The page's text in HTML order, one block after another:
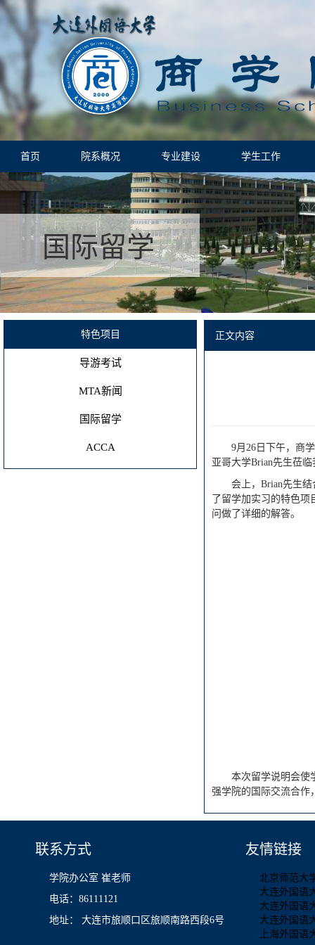
首页 院系概况 专业建设 学生工作
国际留学
特色项目
导游考试
MTA新闻
国际留学
ACCA
正文内容
9月26日下午，商
亚哥大学Brian先生莅
会上，Brian先生
了留学加实习的特色
问做了详细的解答。
本次留学说明会使
强学院的国际交流合作
联系方式
学院办公室 崔老师
电话：86111121
地址： 大连市旅顺口区旅顺南路西段6号
友情链接
北京师范大
大连外国语
大连外国语
大连外国语
上海外国语